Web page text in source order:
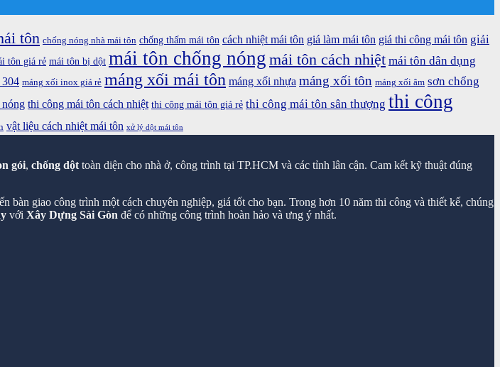
tôn chống nóng nhà mái tôn chống thấm mái tôn cách nhiệt mái tôn giá làm mái tôn giá thi công mái tôn giải
tôn giá rẻ mái tôn bị dột mái tôn chống nóng mái tôn cách nhiệt mái tôn dân dụng
máng xối inox giá rẻ máng xối mái tôn máng xối nhựa máng xối tôn máng xối âm sơn chống
thi công mái tôn cách nhiệt thi công mái tôn giá rẻ thi công mái tôn sân thượng thi công
vật liệu cách nhiệt mái tôn xử lý dột mái tôn
gói, chống dột toàn diện cho nhà ở, công trình tại TP.HCM và các tỉnh lân cận. Cam kết kỹ thuật đúng
bàn giao công trình một cách chuyên nghiệp, giá tốt cho bạn. Trong hơn 10 năm thi công và thiết kế, chúng
với Xây Dựng Sài Gòn để có những công trình hoàn hảo và ưng ý nhất.